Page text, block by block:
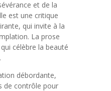
et de la
est une critique
qui invite à la
La prose
célèbre la beauté
débordante,
de contrôle pour